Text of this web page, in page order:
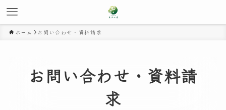
ホーム お問い合わせ・資料請求
お問い合わせ・資料請
求